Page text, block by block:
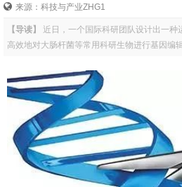
来源：科技与产业ZHG1
【导读】
近日，一个国际科研团队设计出一种
高效地对大肠杆菌等常用科研生物进行基因编